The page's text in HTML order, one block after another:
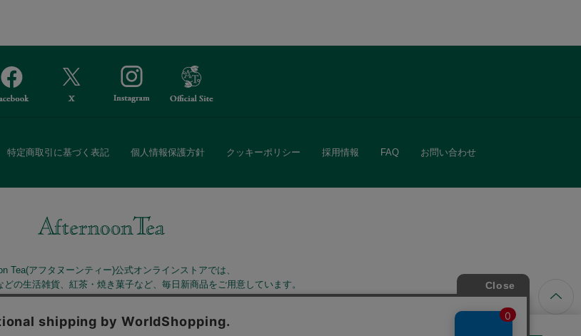
特定商取引に基づく表記 個人情報保護方針 クッキーポリシー 採用情報 FAQ お問い合わせ
Tea(アフタヌーンティー)公式オンラインストアでは、
の生活雑貨、紅茶・焼き菓子など、毎日新商品をご用意しています。
セットなどギフトにぴったりの豊富な商品がラインナップ。
ーシャルギフト」サービスもご提供しています。